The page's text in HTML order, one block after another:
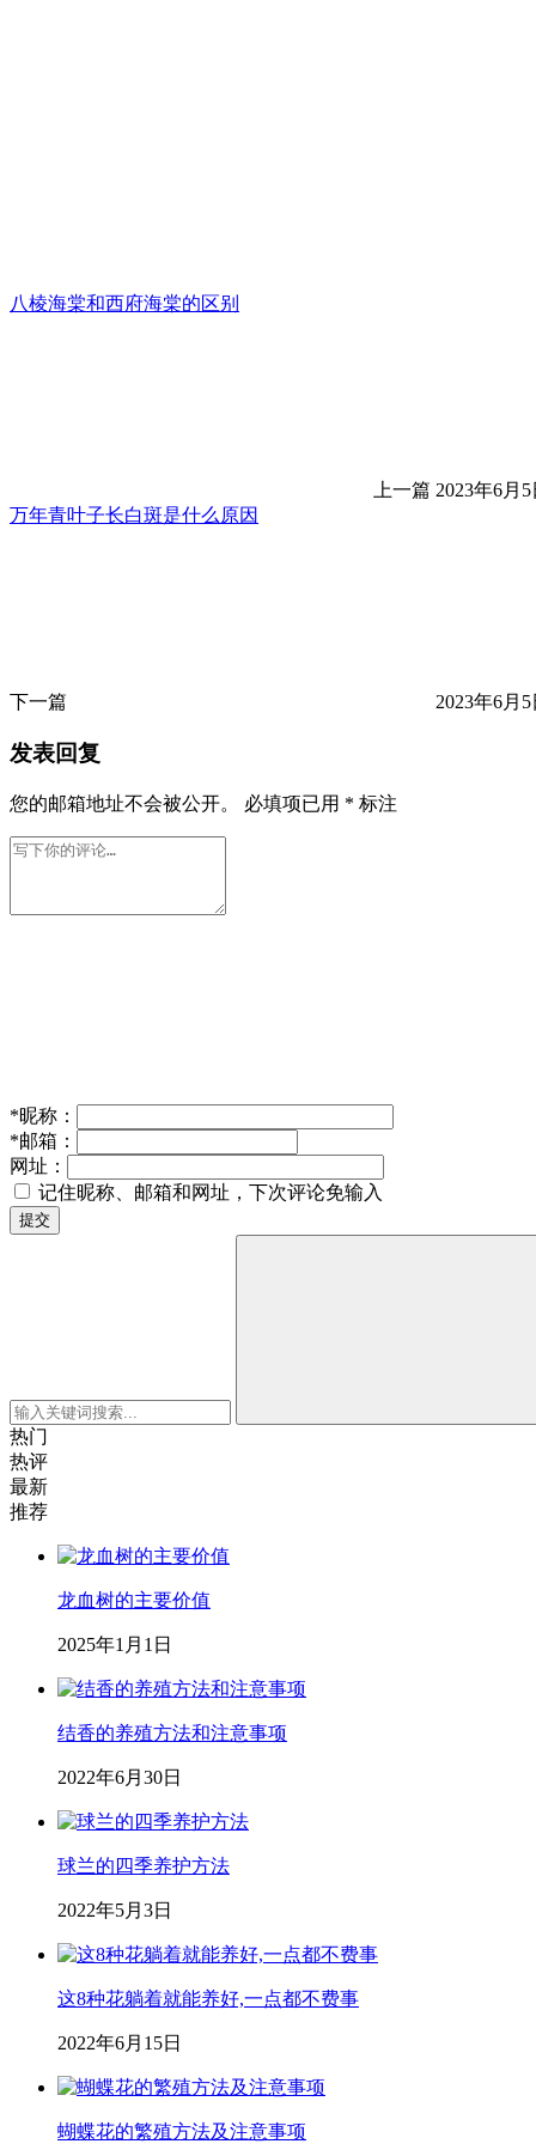
八棱海棠和西府海棠的区别
上一篇 2023年6月5
万年青叶子长白斑是什么原因
下一篇 2023年6月5
发表回复
您的邮箱地址不会被公开。 必填项已用 * 标注
*昵称：
*邮箱：
网址：
记住昵称、邮箱和网址，下次评论免输入
提交
热门
热评
最新
推荐
龙血树的主要价值
2025年1月1日
结香的养殖方法和注意事项
2022年6月30日
球兰的四季养护方法
2022年5月3日
这8种花躺着就能养好,一点都不费事
2022年6月15日
蝴蝶花的繁殖方法及注意事项